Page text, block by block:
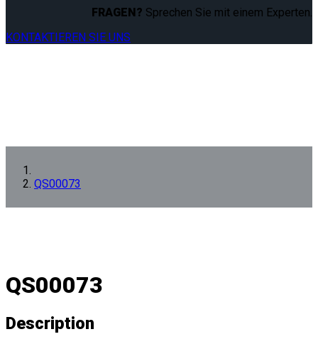
FRAGEN? Sprechen Sie mit einem Experten.
KONTAKTIEREN SIE UNS
QS00073
QS00073
Description